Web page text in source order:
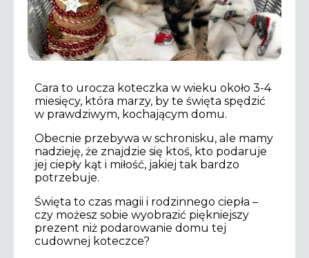
Cara to urocza koteczka w wieku około 3-4
miesięcy, która marzy, by te święta spędzić
w prawdziwym, kochającym domu.
Obecnie przebywa w schronisku, ale mamy
nadzieję, że znajdzie się ktoś, kto podaruje
jej ciepły kąt i miłość, jakiej tak bardzo
potrzebuje.
Święta to czas magii i rodzinnego ciepła –
czy możesz sobie wyobrazić piękniejszy
prezent niż podarowanie domu tej
cudownej koteczce?